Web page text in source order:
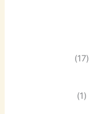
(17)
(1)